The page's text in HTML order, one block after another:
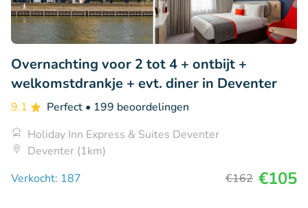
Overnachting voor 2 tot 4 + ontbijt +
welkomstdrankje + evt. diner in Deventer
9.1 Perfect • 199 beoordelingen
Holiday Inn Express & Suites Deventer
Deventer (1km)
Verkocht: 187
€162 €105